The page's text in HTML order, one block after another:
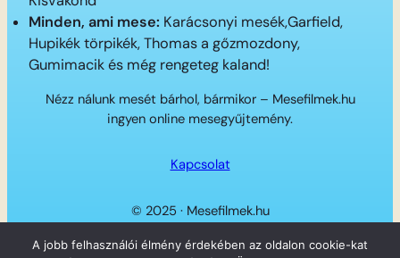
Minden, ami mese: Karácsonyi mesék,Garfield,
Hupikék törpikék, Thomas a gőzmozdony,
Gumimacik és még rengeteg kaland!
Nézz nálunk mesét bárhol, bármikor – Mesefilmek.hu
ingyen online mesegyűjtemény.
Kapcsolat
© 2025 · Mesefilmek.hu
Twitter
Instagram
LinkedIn
Facebook
A jobb felhasználói élmény érdekében az oldalon cookie-kat